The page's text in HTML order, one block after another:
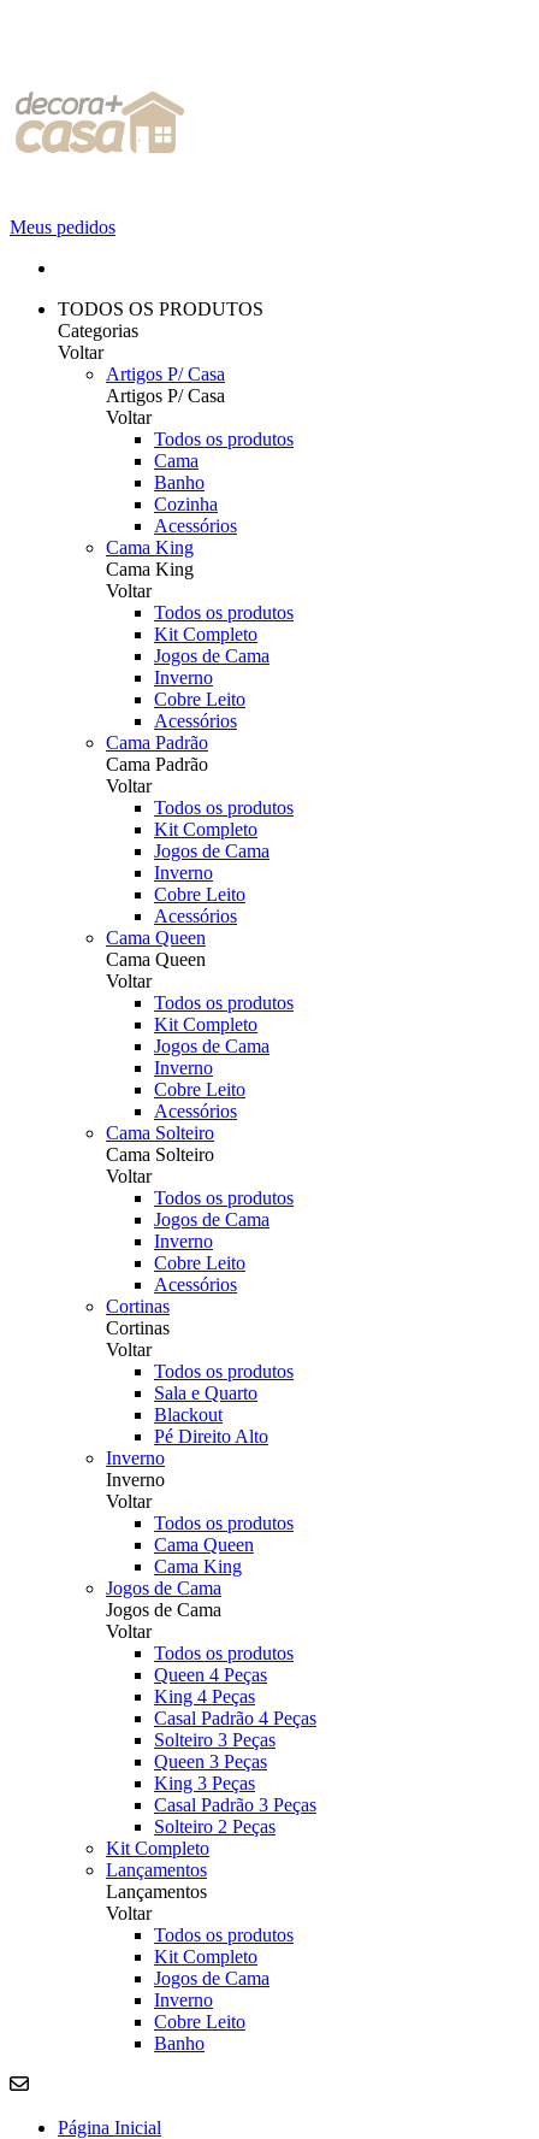
Meus pedidos
TODOS OS PRODUTOS
Categorias
Voltar
Artigos P/ Casa
Artigos P/ Casa
Voltar
Todos os produtos
Cama
Banho
Cozinha
Acessórios
Cama King
Cama King
Voltar
Todos os produtos
Kit Completo
Jogos de Cama
Inverno
Cobre Leito
Acessórios
Cama Padrão
Cama Padrão
Voltar
Todos os produtos
Kit Completo
Jogos de Cama
Inverno
Cobre Leito
Acessórios
Cama Queen
Cama Queen
Voltar
Todos os produtos
Kit Completo
Jogos de Cama
Inverno
Cobre Leito
Acessórios
Cama Solteiro
Cama Solteiro
Voltar
Todos os produtos
Jogos de Cama
Inverno
Cobre Leito
Acessórios
Cortinas
Cortinas
Voltar
Todos os produtos
Sala e Quarto
Blackout
Pé Direito Alto
Inverno
Inverno
Voltar
Todos os produtos
Cama Queen
Cama King
Jogos de Cama
Jogos de Cama
Voltar
Todos os produtos
Queen 4 Peças
King 4 Peças
Casal Padrão 4 Peças
Solteiro 3 Peças
Queen 3 Peças
King 3 Peças
Casal Padrão 3 Peças
Solteiro 2 Peças
Kit Completo
Lançamentos
Lançamentos
Voltar
Todos os produtos
Kit Completo
Jogos de Cama
Inverno
Cobre Leito
Banho
Página Inicial